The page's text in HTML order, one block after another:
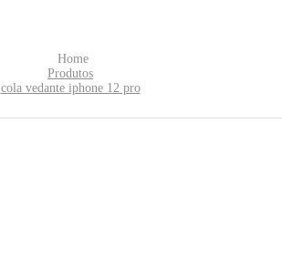
Home
Produtos
cola vedante iphone 12 pro